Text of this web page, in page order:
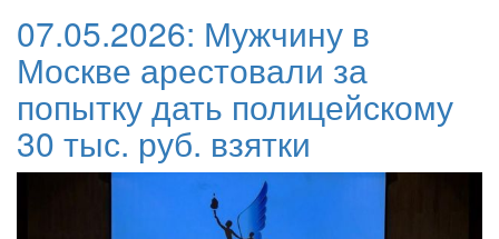
07.05.2026: Мужчину в
Москве арестовали за
попытку дать полицейскому
30 тыс. руб. взятки